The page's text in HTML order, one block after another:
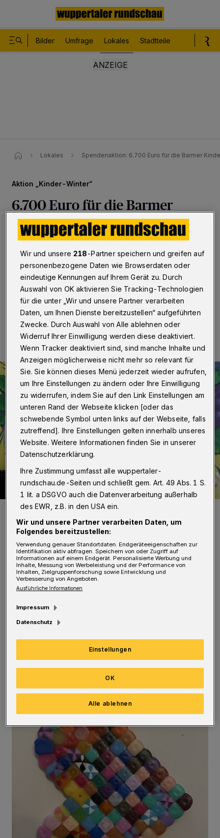
Bilder Umfrage Lokales Stadtteile
Lokales Spendenaktion: 6.700 Euro für die Barmer
Aktion „Kinder-Winter“
6.700 Euro für die Barmer
Kindertafel
initiierten Aktion „Kinder-Winter“ insgesamt 6.700 Euro
zu Gunsten der Barmer Kindertafel
zusammengekommen.
19.03.2025 , 08:30 Uhr Eine Minute Lesezeit
Die Übergabe der Gutscheine.
Foto: Ebert
Nachdem im Dezember die Besucherinnen und
ausgestattet worden waren, wurden den
Eltern außerdem Gutscheine im Wert von
jeweils 100 Euro übergeben. Sie sind
zweckgebunden und nur für den Einkauf von
Kinderkleidung einlösbar.
Wir und unsere 218-Partner speichern und greifen auf
personenbezogene Daten wie Browserdaten oder
eindeutige Kennungen auf Ihrem Gerät zu. Durch
Auswahl von OK aktivieren Sie Tracking-Technologien
für die unter „Wir und unsere Partner verarbeiten
Daten, um Ihnen Dienste bereitzustellen“ aufgeführten
Zwecke. Durch Auswahl von Alle ablehnen oder
Widerruf Ihrer Einwilligung werden diese deaktiviert.
Wenn Tracker deaktiviert sind, sind manche Inhalte und
Anzeigen möglicherweise nicht mehr so relevant für
Sie. Sie können dieses Menü jederzeit wieder aufrufen,
um Ihre Einstellungen zu ändern oder Ihre Einwilligung
zu widerrufen, indem Sie auf den Link Einstellungen am
unteren Rand der Webseite klicken [oder das
schwebende Symbol unten links auf der Webseite, falls
zutreffend]. Ihre Einstellungen gelten innerhalb unseres
Website. Weitere Informationen finden Sie in unserer
Datenschutzerklärung.
Ihre Zustimmung umfasst alle wuppertaler-
rundschau.de-Seiten und schließt gem. Art. 49 Abs. 1 S.
1 lit. a DSGVO auch die Datenverarbeitung außerhalb
des EWR, z.B. in den USA ein.
Wir und unsere Partner verarbeiten Daten, um
Folgendes bereitzustellen:
Verwendung genauer Standortdaten. Endgeräteeigenschaften zur
Identifikation aktiv abfragen. Speichern von oder Zugriff auf
Informationen auf einem Endgerät. Personalisierte Werbung und
Inhalte, Messung von Werbeleistung und der Performance von
Inhalten, Zielgruppenforschung sowie Entwicklung und
Verbesserung von Angeboten.
Ausführliche Informationen
Impressum
Datenschutz
Einstellungen
Alle ablehnen
OK